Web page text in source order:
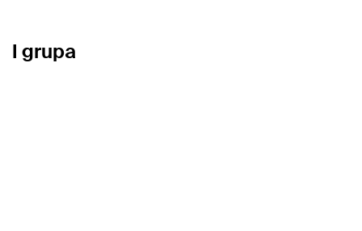
I grupa